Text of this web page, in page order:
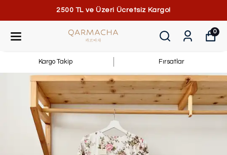
2500 TL ve Üzeri Ücretsiz Kargo!
0
Kargo Takip Fırsatlar